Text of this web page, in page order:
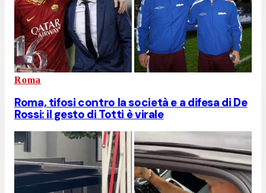
Roma
Roma, tifosi contro la società e a difesa di De
Rossi: il gesto di Totti è virale